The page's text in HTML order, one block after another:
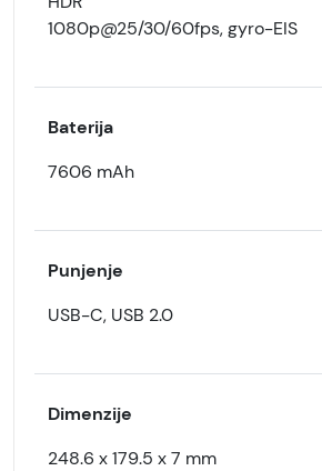
1080p@25/30/60fps, gyro-EIS
Baterija
7606 mAh
Punjenje
USB-C, USB 2.0
Dimenzije
248.6 x 179.5 x 7 mm